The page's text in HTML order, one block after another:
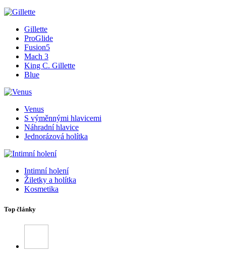
Gillette
ProGlide
Fusion5
Mach 3
King C. Gillette
Blue
Venus
S výměnnými hlavicemi
Náhradní hlavice
Jednorázová holítka
Intimní holení
Žiletky a holítka
Kosmetika
Top články